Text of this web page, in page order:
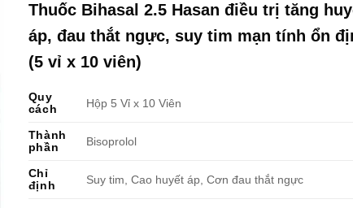
Thuốc Bihasal 2.5 Hasan điều trị tăng
áp, đau thắt ngực, suy tim mạn tính ổn
(5 vỉ x 10 viên)
Quy
cách
Hộp 5 Vỉ x 10 Viên
Thành
phần
Bisoprolol
Chỉ
định
Suy tim, Cao huyết áp, Cơn đau thắt ngực